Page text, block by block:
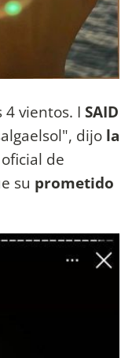
vientos. I SAID
dijo la
de
su prometido